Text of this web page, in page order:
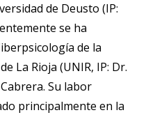
de Deusto (IP:
se ha
de la
La Rioja (UNIR, IP: Dr.
Su labor
principalmente en la